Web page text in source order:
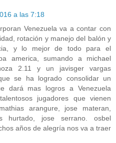
a las 7:18
Venezuela va a contar con
rotación y manejo del balón y
y lo mejor de todo para el
america, sumando a michael
2.11 y un javisger vargas
se ha logrado consolidar un
dará mas logros a Venezuela
jugadores que vienen
arangure, jose materan,
hurtado, jose serrano. osbel
años de alegría nos va a traer